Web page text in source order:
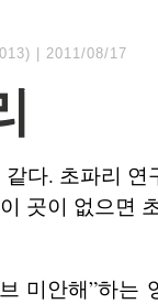
2011/08/17
다. 초파리 연
곳이 없으면
미안해”하는